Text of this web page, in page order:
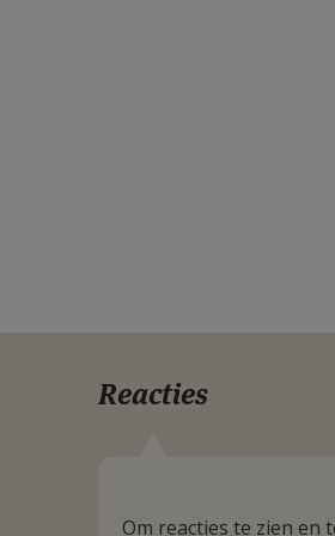
Reacties
Om reacties te zien en